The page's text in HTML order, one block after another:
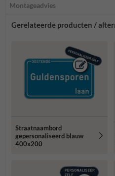
Montageadvies
Gerelateerde producten /
Straatnaambord
gepersonaliseerd blauw
400x200